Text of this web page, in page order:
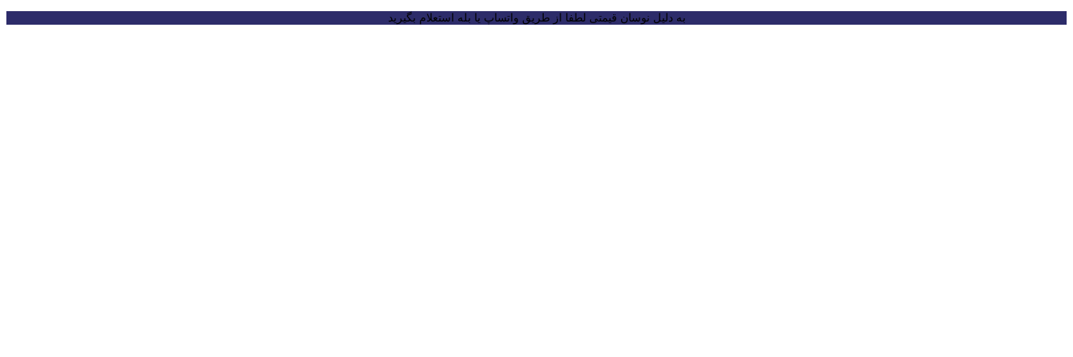
به دلیل نوسان قیمتی لطفا از طریق واتساپ یا بله استعلام بگیرید